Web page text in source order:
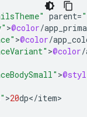
parent=
>@color/
>@color/
>@color/
>
>20dp</item